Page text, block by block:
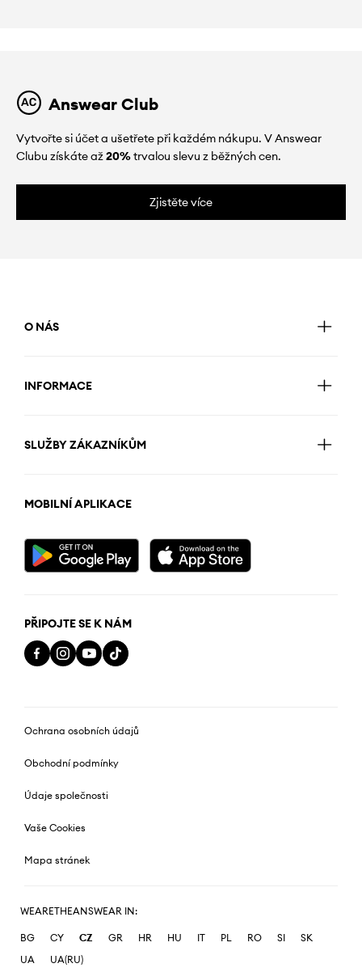
Answear Club
Vytvořte si účet a ušetřete při každém nákupu. V Answear
Clubu získáte až20%trvalou slevu z běžných cen.
Zjistěte více
O NÁS
INFORMACE
SLUŽBY ZÁKAZNÍKŮM
MOBILNÍ APLIKACE
PŘIPOJTE SE K NÁM
Ochrana osobních údajů
Obchodní podmínky
Údaje společnosti
Vaše Cookies
Mapa stránek
WEARETHEANSWEAR IN:
BG CY CZ GR HR HU IT PL RO SI
SK
UA
UA(RU)